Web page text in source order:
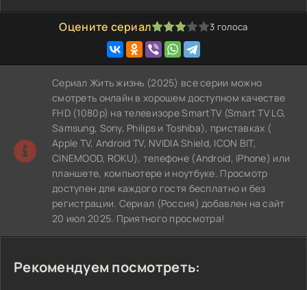
Оцените сериал
1 2 3 4 5 3 голоса
Сериал Жить жизнь (2025) все серии можно
смотреть онлайн в хорошем доступном качестве
FHD (1080p) на телевизоре SmartTV (Smart TV LG,
Samsung, Sony, Philips и Toshiba), приставках (
Apple TV, Android TV, NVIDIA Shield, ICON BIT,
CINEMOOD, ROKU), телефоне (Android, iPhone) или
планшете, компьютере и ноутбуке. Просмотр
доступен для каждого гостя бесплатно и без
регистрации. Сериал (Россия) добавлен на сайт
20 июл 2025. Приятного просмотра!
Рекомендуем посмотреть: